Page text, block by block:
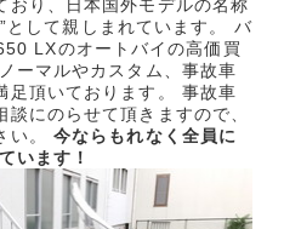
おり、日本国外モデルの名称
として親しまれています。 バ
LXのオートバイの高価買
ーマルやカスタム、事故車
頂いております。 事故車
にのらせて頂きますので、
い。 今ならもれなく全員に
います！